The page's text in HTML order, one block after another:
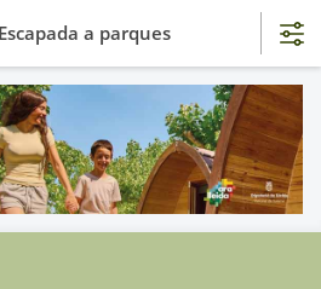
a parques